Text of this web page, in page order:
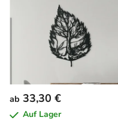
ab 33,30 €
Auf Lager